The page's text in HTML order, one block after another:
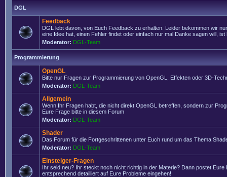
DGL
Feedback
DGL lebt davon, von Euch Feedback zu erhalten. Leider bekommen wir
eine Idee hat, einen Fehler findet oder einfach nur mal Danke sagen will, ist
Moderator: DGL-Team
Programmierung
OpenGL
Bitte nur Fragen zur Programmierung von OpenGL, Effekten oder 3D-
Moderator: DGL-Team
Allgemein
Wenn Ihr Fragen habt, die nicht direkt OpenGL betreffen, sondern zur
Eure Frage bitte in diesem Forum
Moderator: DGL-Team
Shader
Das Forum für die Fortgeschrittenen unter Euch rund um das Thema
Moderator: DGL-Team
Einsteiger-Fragen
Ihr seid neu? Ihr steckt noch nicht richtig in der Materie? Dann postet Eure
entsprechend detailliert auf Eure Probleme eingehen!